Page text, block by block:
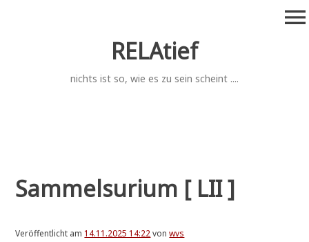
RELAtief
nichts ist so, wie es zu sein scheint ....
menu
Sammelsurium [ LII ]
Veröffentlicht am 14.11.2025 14:22vonwvs